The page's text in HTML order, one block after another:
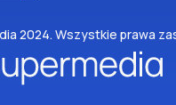
2024. Wszystkie prawa